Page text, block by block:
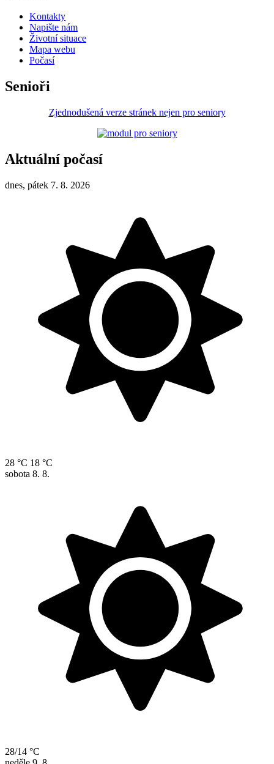
Kontakty
Napište nám
Životní situace
Mapa webu
Počasí
Senioři
Zjednodušená verze stránek nejen pro seniory
Aktuální počasí
dnes, pátek 7. 8. 2026
28 °C 18 °C
sobota 8. 8.
28/14 °C